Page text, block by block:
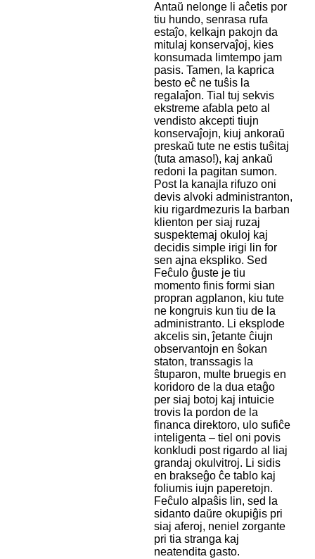
Antaŭ nelonge li aĉetis por
tiu hundo, senrasa rufa
estaĵo, kelkajn pakojn da
mitulaj konservaĵoj, kies
konsumada limtempo jam
pasis. Tamen, la kaprica
besto eĉ ne tuŝis la
regalaĵon. Tial tuj sekvis
ekstreme afabla peto al
vendisto akcepti tiujn
konservaĵojn, kiuj ankoraŭ
preskaŭ tute ne estis tuŝitaj
(tuta amaso!), kaj ankaŭ
redoni la pagitan sumon.
Post la kanajla rifuzo oni
devis alvoki administranton,
kiu rigardmezuris la barban
klienton per siaj ruzaj
suspektemaj okuloj kaj
decidis simple irigi lin for
sen ajna ekspliko. Sed
Feĉulo ĝuste je tiu
momento finis formi sian
propran agplanon, kiu tute
ne kongruis kun tiu de la
administranto. Li eksplode
akcelis sin, ĵetante ĉiujn
observantojn en ŝokan
staton, transsagis la
ŝtuparon, multe bruegis en
koridoro de la dua etaĝo
per siaj botoj kaj intuicie
trovis la pordon de la
financa direktoro, ulo sufiĉe
inteligenta – tiel oni povis
konkludi post rigardo al liaj
grandaj okulvitroj. Li sidis
en brakseĝo ĉe tablo kaj
foliumis iujn paperetojn.
Feĉulo alpaŝis lin, sed la
sidanto daŭre okupiĝis pri
siaj aferoj, neniel zorgante
pri tia stranga kaj
neatendita gasto.